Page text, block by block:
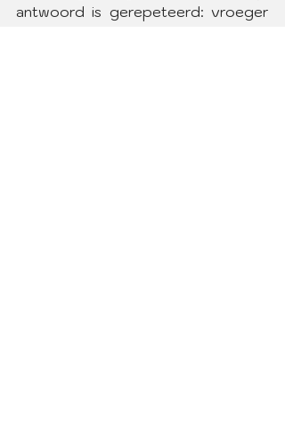
antwoord is gerepeteerd: vroeger